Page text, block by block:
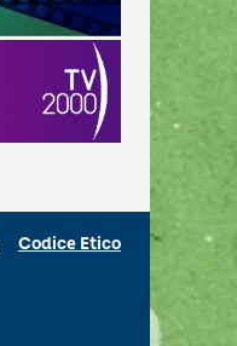
Codice Etico